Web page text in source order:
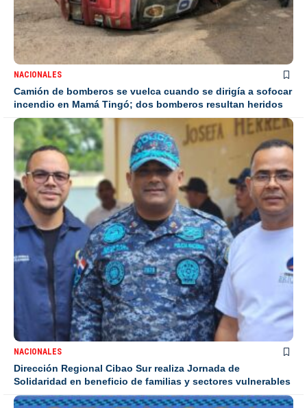
NACIONALES
Camión de bomberos se vuelca cuando se dirigía a sofocar
incendio en Mamá Tingó; dos bomberos resultan heridos
NACIONALES
Dirección Regional Cibao Sur realiza Jornada de
Solidaridad en beneficio de familias y sectores vulnerables